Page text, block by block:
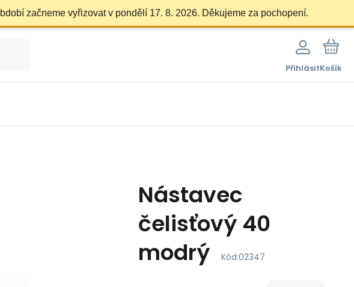
začneme vyřizovat v pondělí 17. 8. 2026. Děkujeme za pochopení.
PřihlásitKošík
Nástavec
čelisťový 40
modrý
Kód:02347